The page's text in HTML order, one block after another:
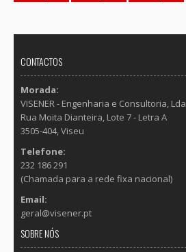
CONTACTOS
Morada:
VISENER - Engenharia e Consultoria, Lda
Rua Moita Dianteira, Lote 7 - Letra A
3505-404, Viseu
Telefone:
232 186 291
(Chamada para a rede fixa nacional)
Email:
geral@visener.pt
SOBRE NÓS